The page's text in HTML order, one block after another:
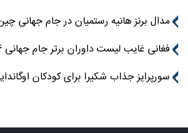
مدال برنز هانیه رستمیان در جام جهانی
فغانی غایب لیست داوران برتر جام جهانی ۲۰۲۶
سورپرایز جذاب شکیرا برای کودکان